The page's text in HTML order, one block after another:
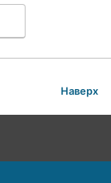
Наверх